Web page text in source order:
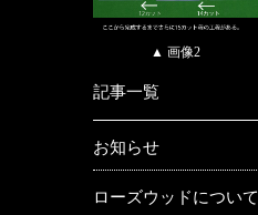
▲ 画像2
記事一覧
お知らせ
ローズウッドについて